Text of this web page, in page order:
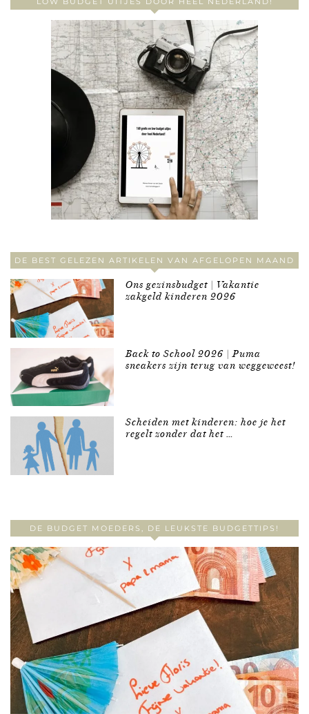
DE BEST GELEZEN ARTIKELEN VAN AFGELOPEN MAAND
Ons gezinsbudget | Vakantie
zakgeld kinderen 2026
Back to School 2026 | Puma
sneakers zijn terug van weggeweest!
Scheiden met kinderen: hoe je het
regelt zonder dat het …
DE BUDGET MOEDERS, DE LEUKSTE BUDGETTIPS!